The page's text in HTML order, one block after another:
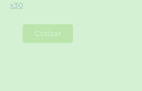
x30
Cotizar